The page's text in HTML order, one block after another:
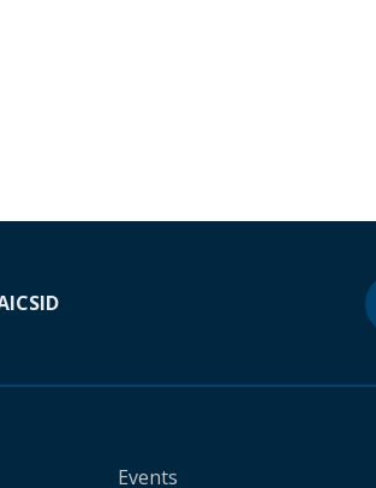
ICSID
Events